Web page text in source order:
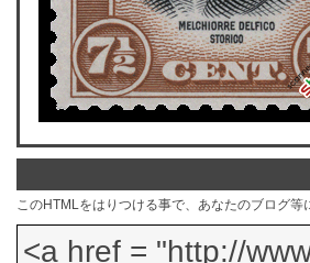
このHTMLをはりつける事で、あなたのブログ